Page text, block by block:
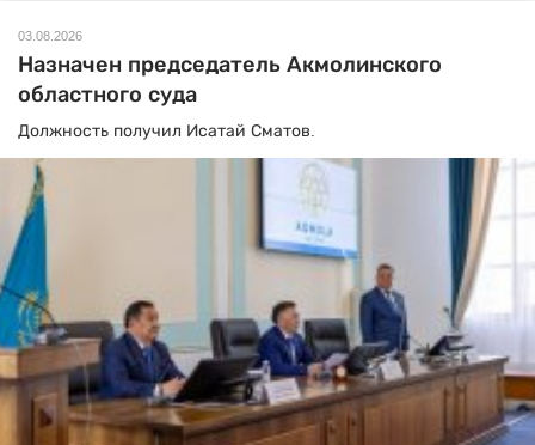
03.08.2026
Назначен председатель Акмолинского
областного суда
Должность получил Исатай Сматов.